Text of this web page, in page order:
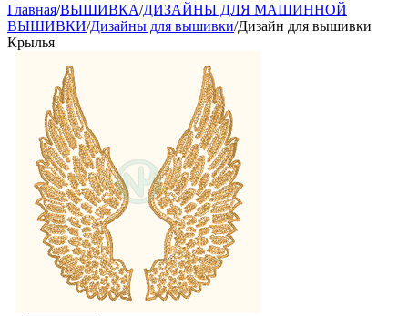
Главная/ВЫШИВКА/ДИЗАЙНЫ ДЛЯ МАШИННОЙ
ВЫШИВКИ/Дизайны для вышивки/Дизайн для вышивки
Крылья